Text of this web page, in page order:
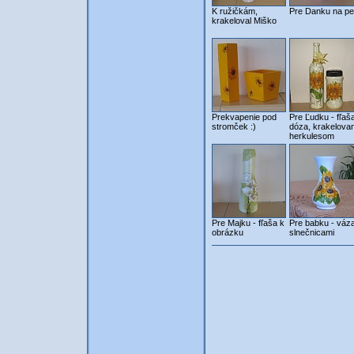
K ružičkám,
krakeloval Miško
Pre Danku na
Prekvapenie pod
stromček :)
Pre Ľudku -
dóza,
herkulesom
Pre Majku - fľaša k
obrázku
Pre babku -
slnečnicami